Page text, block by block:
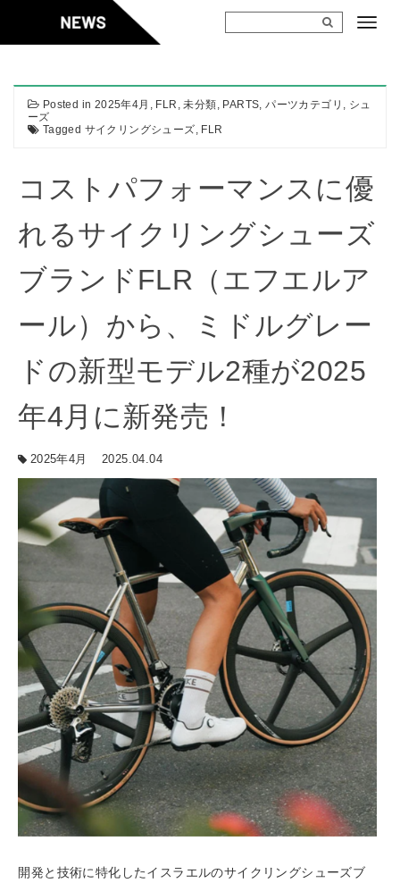
content
Posted in 2025年4月 , FLR ,未分類, PARTS,パーツカテゴリ , シュ
ーズ
Tagged サイクリングシューズ, FLR
コストパフォーマンスに優
れるサイクリングシューズ
ブランドFLR（エフエルア
ール）から、ミドルグレー
ドの新型モデル2種が2025
年4月に新発売！
2025年4月 2025.04.04
開発と技術に特化したイスラエルのサイクリングシューズブ